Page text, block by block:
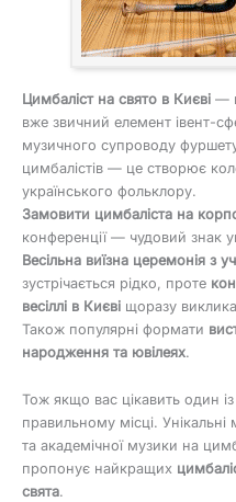
Цимбаліст на свято в Києві —
вже звичний елемент івент-
музичного супроводу
цимбалістів — це створює
українського фольклору.
Замовити цимбаліста на
конференції — чудовий знак
Весільна виїзна церемонія з
зустрічається рідко, проте
весіллі в Києві щоразу
Також популярні формати
народження та ювілеях.
Тож якщо вас цікавить один
правильному місці.
та академічної музики на
пропонує найкращих
свята.